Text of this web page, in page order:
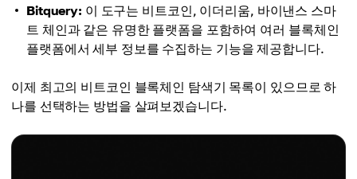
Bitquery: 이 도구는 비트코인, 이더리움, 바이낸스 스마
트 체인과 같은 유명한 플랫폼을 포함하여 여러 블록체인
플랫폼에서 세부 정보를 수집하는 기능을 제공합니다.
이제 최고의 비트코인 블록체인 탐색기 목록이 있으므로 하
나를 선택하는 방법을 살펴보겠습니다.